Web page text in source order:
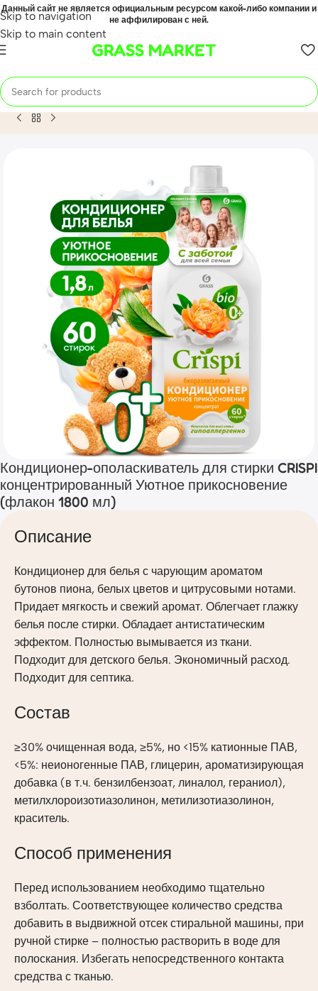
Skip to navigation
Skip to main content
Данный сайт не является официальным ресурсом какой-либо компании и
не аффилирован с ней.
GRASS MARKET
Home Mahsulot Кондиционер-ополаскиватель для
Кондиционер-ополаскиватель для стирки CRISPI
концентрированный Уютное прикосновение
(флакон 1800 мл)
Описание
Кондиционер для белья с чарующим ароматом
бутонов пиона, белых цветов и цитрусовыми нотами.
Придает мягкость и свежий аромат. Облегчает глажку
белья после стирки. Обладает антистатическим
эффектом. Полностью вымывается из ткани.
Подходит для детского белья. Экономичный расход.
Подходит для септика.
Состав
≥30% очищенная вода, ≥5%, но <15% катионные ПАВ,
<5%: неионогенные ПАВ, глицерин, ароматизирующая
добавка (в т.ч. бензилбензоат, линалол, гераниол),
метилхлороизотиазолинон, метилизотиазолинон,
краситель.
Способ применения
Перед использованием необходимо тщательно
взболтать. Соответствующее количество средства
добавить в выдвижной отсек стиральной машины, при
ручной стирке – полностью растворить в воде для
полоскания. Избегать непосредственного контакта
средства с тканью.